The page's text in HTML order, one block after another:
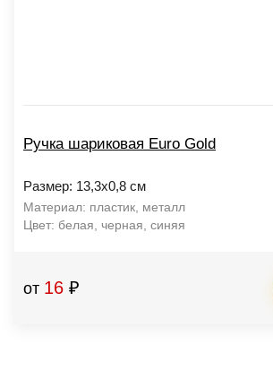
Ручка шариковая Euro Gold
Размер: 13,3х0,8 см
Материал: пластик, металл
Цвет: белая, черная, синяя
от 16 ₽